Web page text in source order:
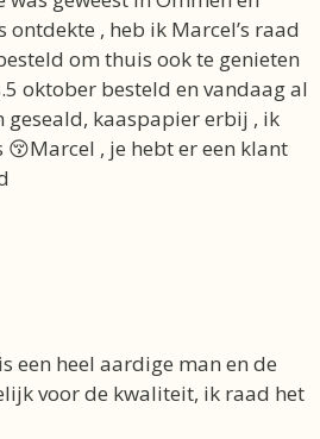
, heb ik Marcel’s raad
om thuis ook te genieten
oktober besteld en vandaag al
geseald, kaaspapier erbij , ik
, je hebt er een klant
een heel aardige man en de
voor de kwaliteit, ik raad het